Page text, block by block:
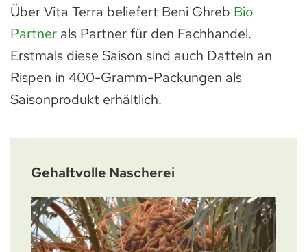
Über Vita Terra beliefert Beni Ghreb Bio
Partner als Partner für den Fachhandel.
Erstmals diese Saison sind auch Datteln an
Rispen in 400-Gramm-Packungen als
Saisonprodukt erhältlich.
Gehaltvolle Nascherei